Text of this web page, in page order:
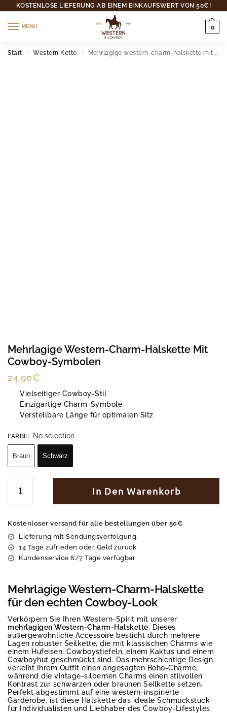
KOSTENLOSE LIEFERUNG AB EINEM EINKAUFSWERT VON 50€!
MENU 0
Start / Western Kette / Mehrlagige western-charm-halskette mit cowboy-symbolen
Mehrlagige Western-Charm-Halskette Mit
Cowboy-Symbolen
24,90€
Vielseitiger Cowboy-Stil
Einzigartige Charm-Symbole
Verstellbare Länge für optimalen Sitz
FARBE: No selection
Braun Schwarz
In Den Warenkorb
Kostenloser versand für alle bestellungen über 50€
Lieferung mit Sendungsverfolgung.
14 Tage zufrieden oder Geld zurück
Kundenservice 6/7 Tage verfügbar
Mehrlagige Western-Charm-Halskette
für den echten Cowboy-Look
Verkörpern Sie Ihren Western-Spirit mit unserer
mehrlagigen Western-Charm-Halskette. Dieses
außergewöhnliche Accessoire besticht durch mehrere
Lagen robuster Seilkette, die mit klassischen Charms wie
einem Hufeisen, Cowboystiefeln, einem Kaktus und einem
Cowboyhut geschmückt sind. Das mehrschichtige Design
verleiht Ihrem Outfit einen angesagten Boho-Charme,
während die vintage-silbernen Charms einen stilvollen
Kontrast zur schwarzen oder braunen Seilkette setzen.
Perfekt abgestimmt auf eine western-inspirierte
Garderobe, ist diese Halskette das ideale Schmuckstück
für Individualisten und Liebhaber des Cowboy-Lifestyles.